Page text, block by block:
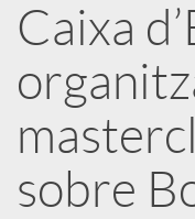
r
x
e
Caixa
sobre